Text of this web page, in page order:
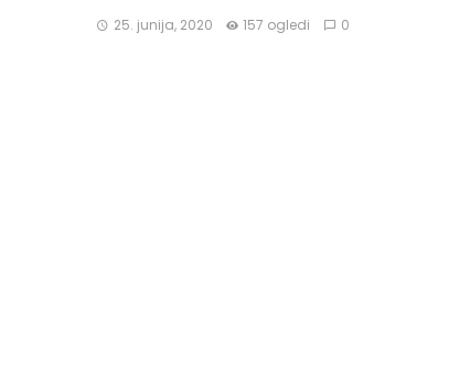
25. junija, 2020 157 ogledi 0